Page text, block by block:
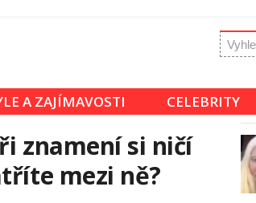
A ZAJÍMAVOSTI CELEBRITY
znamení si ničí
mezi ně?